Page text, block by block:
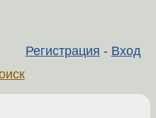
Регистрация - Вход